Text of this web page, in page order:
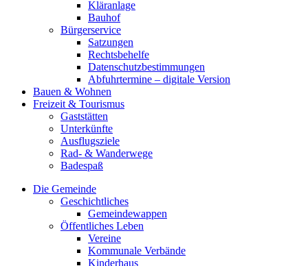
Kläranlage
Bauhof
Bürgerservice
Satzungen
Rechtsbehelfe
Datenschutzbestimmungen
Abfuhrtermine – digitale Version
Bauen & Wohnen
Freizeit & Tourismus
Gaststätten
Unterkünfte
Ausflugsziele
Rad- & Wanderwege
Badespaß
Die Gemeinde
Geschichtliches
Gemeindewappen
Öffentliches Leben
Vereine
Kommunale Verbände
Kinderhaus